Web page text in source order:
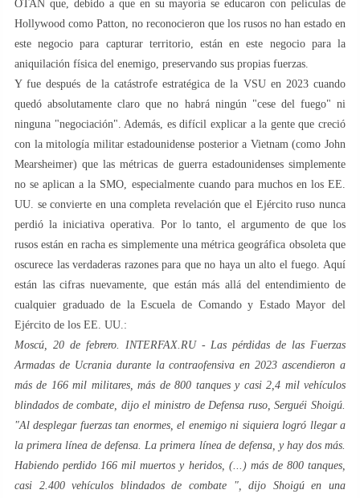
OTAN que, debido a que en su mayoría se educaron con películas de
Hollywood como Patton, no reconocieron que los rusos no han estado en
este negocio para capturar territorio, están en este negocio para la
aniquilación física del enemigo, preservando sus propias fuerzas.
Y fue después de la catástrofe estratégica de la VSU en 2023 cuando
quedó absolutamente claro que no habrá ningún "cese del fuego" ni
ninguna "negociación". Además, es difícil explicar a la gente que creció
con la mitología militar estadounidense posterior a Vietnam (como John
Mearsheimer) que las métricas de guerra estadounidenses simplemente
no se aplican a la SMO, especialmente cuando para muchos en los EE.
UU. se convierte en una completa revelación que el Ejército ruso nunca
perdió la iniciativa operativa. Por lo tanto, el argumento de que los
rusos están en racha es simplemente una métrica geográfica obsoleta que
oscurece las verdaderas razones para que no haya un alto el fuego. Aquí
están las cifras nuevamente, que están más allá del entendimiento de
cualquier graduado de la Escuela de Comando y Estado Mayor del
Ejército de los EE. UU.:
Moscú, 20 de febrero. INTERFAX.RU - Las pérdidas de las Fuerzas
Armadas de Ucrania durante la contraofensiva en 2023 ascendieron a
más de 166 mil militares, más de 800 tanques y casi 2,4 mil vehículos
blindados de combate, dijo el ministro de Defensa ruso, Serguéi Shoigú.
"Al desplegar fuerzas tan enormes, el enemigo ni siquiera logró llegar a
la primera línea de defensa. La primera línea de defensa, y hay dos más.
Habiendo perdido 166 mil muertos y heridos, (...) más de 800 tanques,
casi 2.400 vehículos blindados de combate ", dijo Shoigú en una